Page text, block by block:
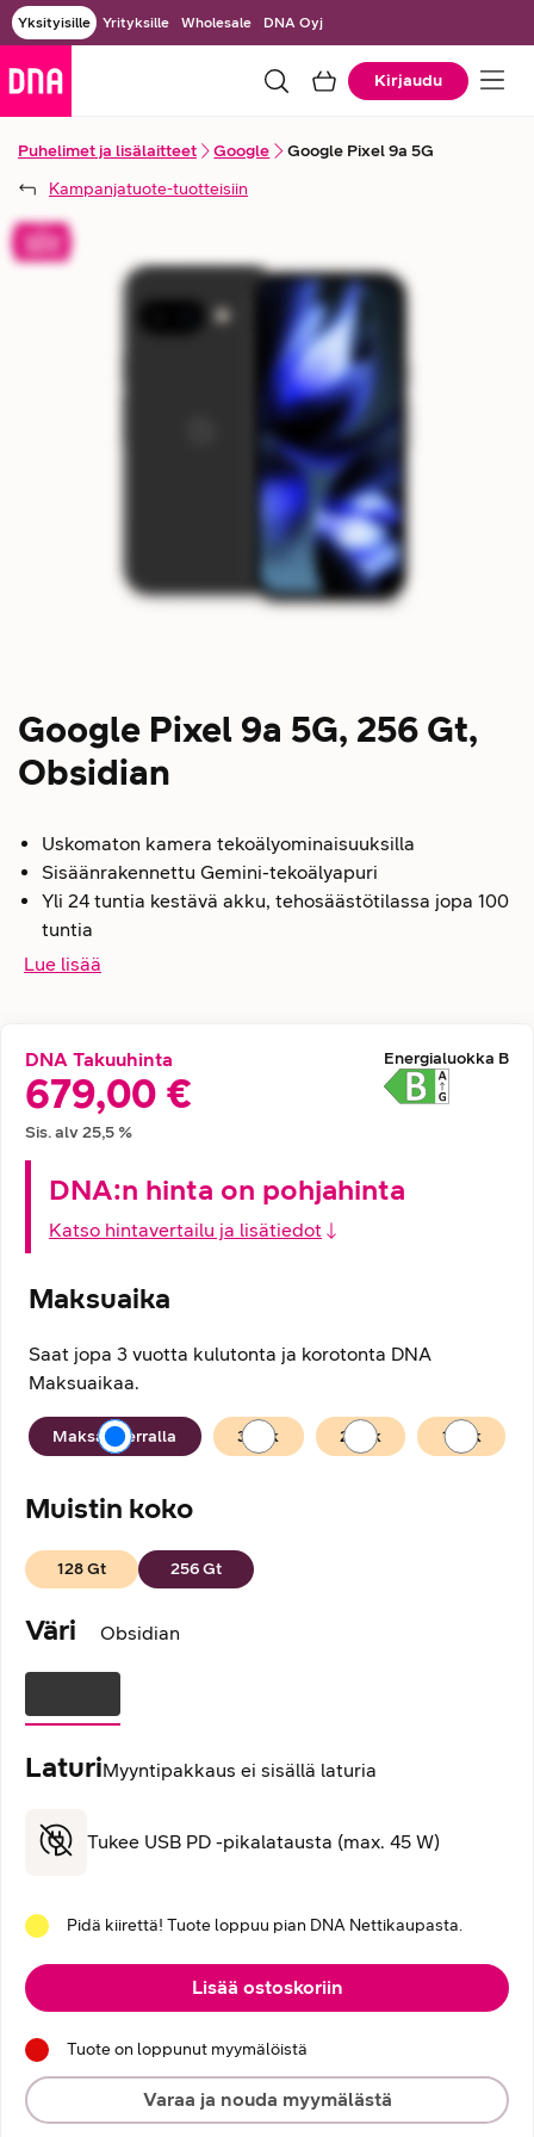
Yksityisille Yrityksille Wholesale DNA Oyj
Kirjaudu
Puhelimet ja lisälaitteet Google
Google Pixel 9a 5G
Kampanjatuote-tuotteisiin
Google Pixel 9a 5G, 256 Gt,
Obsidian
Uskomaton kamera tekoälyominaisuuksilla
Sisäänrakennettu Gemini-tekoälyapuri
Yli 24 tuntia kestävä akku, tehosäästötilassa jopa 100
tuntia
Lue lisää
Hintatiedot
DNA Takuuhinta
679,00 €
Sis. alv25,5 %
Energialuokka B
DNA:n hinta on pohjahinta
Katso hintavertailu ja lisätiedot
Maksuaika
Saat jopa 3 vuotta kulutonta ja korotonta DNA
Maksuaikaa.
Maksuaika
Maksan kerralla 36 kk 24 kk 12 kk
Muistin koko
128Gt 256Gt
Väri Obsidian
LaturiMyyntipakkaus ei sisällä laturia
Tukee USB PD -pikalatausta (max. 45 W)
Pidä kiirettä! Tuote loppuu pian DNA Nettikaupasta.
Lisää ostoskoriin
Tuote on loppunut myymälöistä
Varaa ja nouda myymälästä